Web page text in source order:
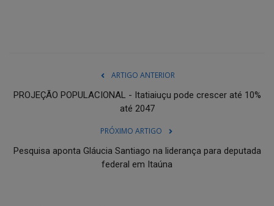
ARTIGO ANTERIOR
PROJEÇÃO POPULACIONAL - Itatiaiuçu pode crescer até 10%
até 2047
PRÓXIMO ARTIGO
Pesquisa aponta Gláucia Santiago na liderança para deputada
federal em Itaúna